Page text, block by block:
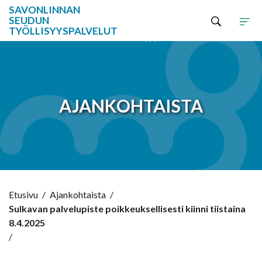
SAVONLINNAN
SEUDUN
TYÖLLISYYSPALVELUT
AJANKOHTAISTA
Etusivu / Ajankohtaista /
Sulkavan palvelupiste poikkeuksellisesti kiinni tiistaina
8.4.2025
/